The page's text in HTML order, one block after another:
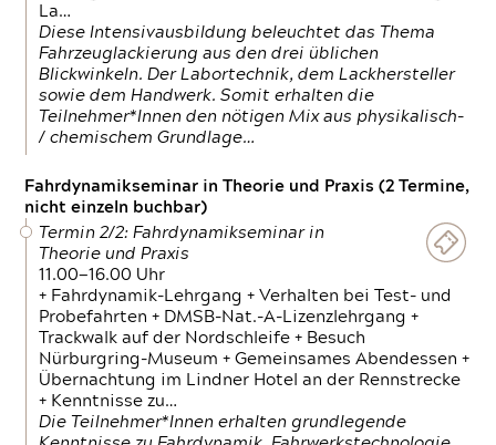
La…
Diese Intensivausbildung beleuchtet das Thema
Fahrzeuglackierung aus den drei üblichen
Blickwinkeln. Der Labortechnik, dem Lackhersteller
sowie dem Handwerk. Somit erhalten die
Teilnehmer*Innen den nötigen Mix aus physikalisch-
/ chemischem Grundlage…
Fahrdynamikseminar in Theorie und Praxis (2 Termine,
nicht einzeln buchbar)
Termin 2/2: Fahrdynamikseminar in
Theorie und Praxis
11.00—16.00 Uhr
+ Fahrdynamik-Lehrgang + Verhalten bei Test- und
Probefahrten + DMSB-Nat.-A-Lizenzlehrgang +
Trackwalk auf der Nordschleife + Besuch
Nürburgring-Museum + Gemeinsames Abendessen +
Übernachtung im Lindner Hotel an der Rennstrecke
+ Kenntnisse zu…
Die Teilnehmer*Innen erhalten grundlegende